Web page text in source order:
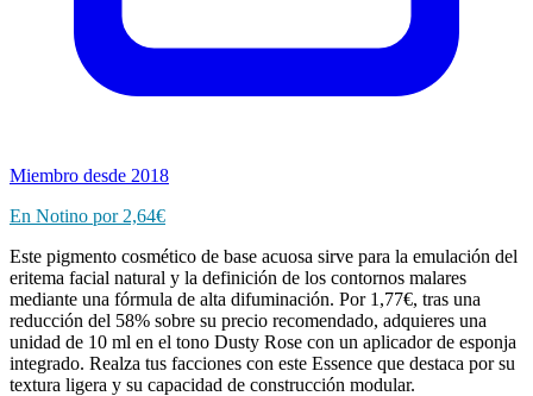
Miembro desde 2018
En Notino por 2,64€
Este pigmento cosmético de base acuosa sirve para la emulación del
eritema facial natural y la definición de los contornos malares
mediante una fórmula de alta difuminación. Por 1,77€, tras una
reducción del 58% sobre su precio recomendado, adquieres una
unidad de 10 ml en el tono Dusty Rose con un aplicador de esponja
integrado. Realza tus facciones con este Essence que destaca por su
textura ligera y su capacidad de construcción modular.